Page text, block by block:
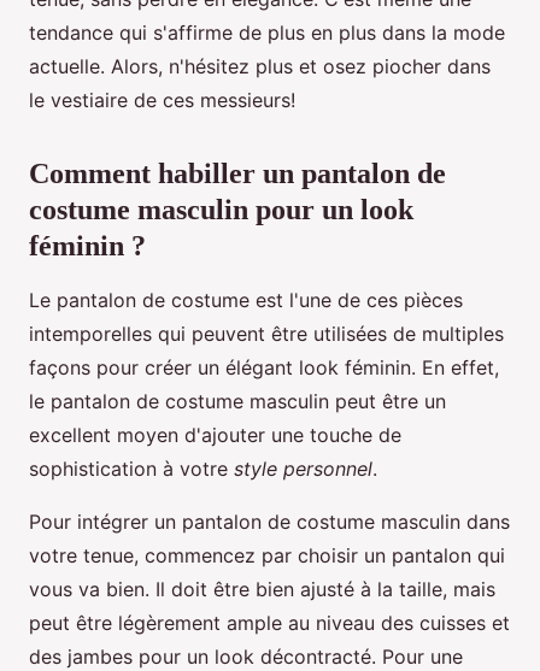
tendance qui s'affirme de plus en plus dans la mode
actuelle. Alors, n'hésitez plus et osez piocher dans
le vestiaire de ces messieurs!
Comment habiller un pantalon de
costume masculin pour un look
féminin ?
Le pantalon de costume est l'une de ces pièces
intemporelles qui peuvent être utilisées de multiples
façons pour créer un élégant look féminin. En effet,
le pantalon de costume masculin peut être un
excellent moyen d'ajouter une touche de
sophistication à votre style personnel.
Pour intégrer un pantalon de costume masculin dans
votre tenue, commencez par choisir un pantalon qui
vous va bien. Il doit être bien ajusté à la taille, mais
peut être légèrement ample au niveau des cuisses et
des jambes pour un look décontracté. Pour une